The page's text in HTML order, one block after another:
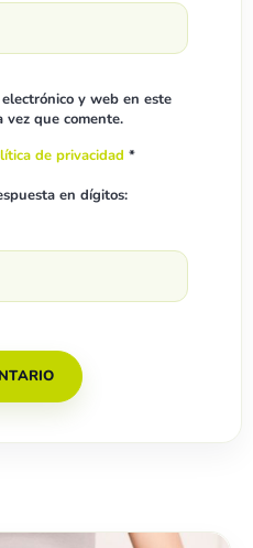
y web en este
vez que comente.
de privacidad *
en dígitos: